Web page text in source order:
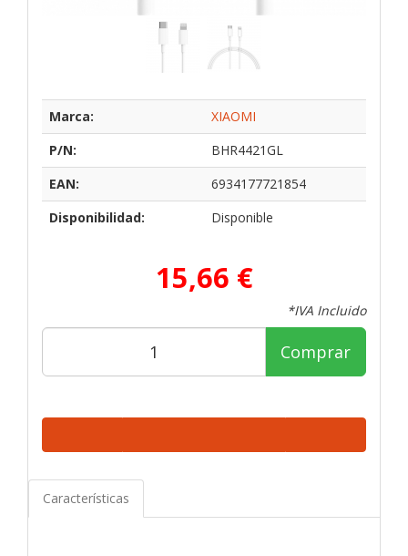
Marca:
XIAOMI
P/N:
BHR4421GL
EAN:
6934177721854
Disponibilidad:
Disponible
15,66 €
*IVA Incluido
Comprar
Características